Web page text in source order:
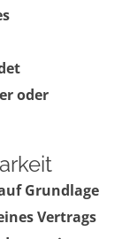
oder
Grundlage
Vertrags